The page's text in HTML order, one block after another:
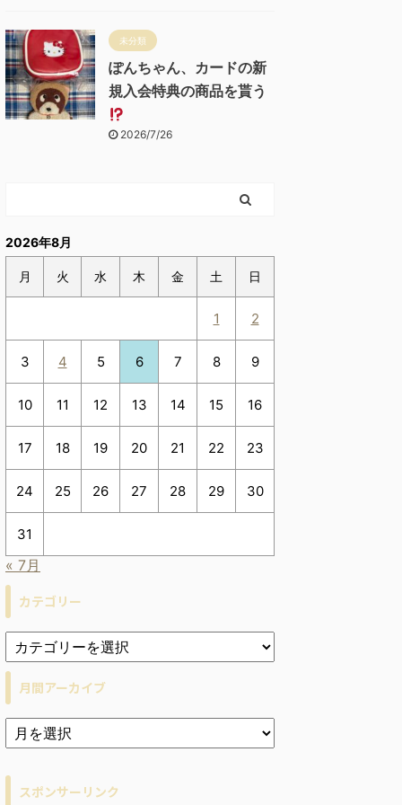
未分類
ぽんちゃん、カードの新
規入会特典の商品を貰う
2026/7/26
2026年8月
月 火 水 木 金 土 日
1 2
3 4 5 6 7 8 9
10 11 12 13 14 15 16
17 18 19 20 21 22 23
24 25 26 27 28 29 30
31
« 7月
カテゴリー
月間アーカイブ
ア
ー
スポンサーリンク